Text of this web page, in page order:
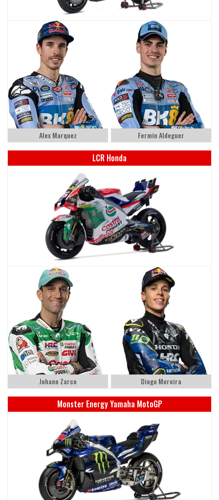
Alex Marquez Fermin Aldeguer
LCR Honda
Johann Zarco Diogo Moreira
Monster Energy Yamaha MotoGP